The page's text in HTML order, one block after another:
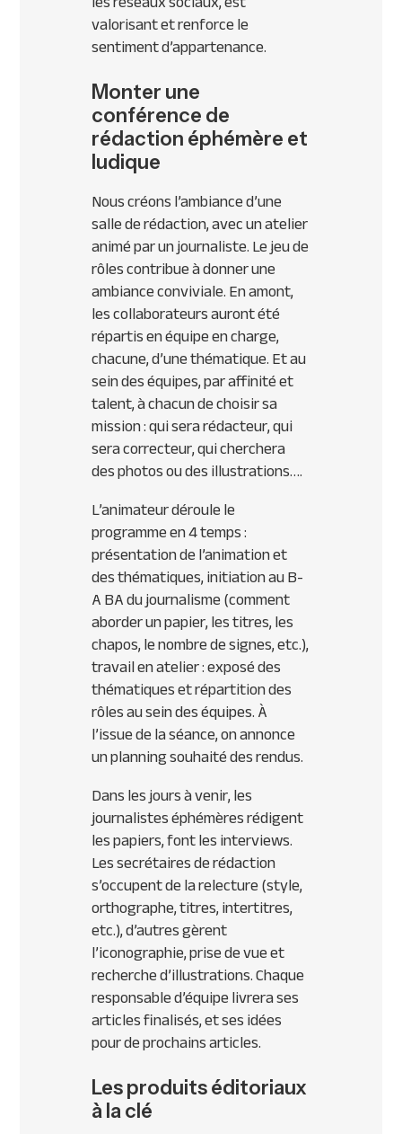
valorisant et renforce le
sentiment d’appartenance.
Monter une
conférence de
rédaction éphémère et
ludique
Nous créons l’ambiance d’une
salle de rédaction, avec un atelier
animé par un journaliste. Le jeu de
rôles contribue à donner une
ambiance conviviale. En amont,
les collaborateurs auront été
répartis en équipe en charge,
chacune, d’une thématique. Et au
sein des équipes, par affinité et
talent, à chacun de choisir sa
mission : qui sera rédacteur, qui
sera correcteur, qui cherchera
des photos ou des illustrations….
L’animateur déroule le
programme en 4 temps :
présentation de l’animation et
des thématiques, initiation au B-
A BA du journalisme (comment
aborder un papier, les titres, les
chapos, le nombre de signes, etc.),
travail en atelier : exposé des
thématiques et répartition des
rôles au sein des équipes. À
l’issue de la séance, on annonce
un planning souhaité des rendus.
Dans les jours à venir, les
journalistes éphémères rédigent
les papiers, font les interviews.
Les secrétaires de rédaction
s’occupent de la relecture (style,
orthographe, titres, intertitres,
etc.), d’autres gèrent
l’iconographie, prise de vue et
recherche d’illustrations. Chaque
responsable d’équipe livrera ses
articles finalisés, et ses idées
pour de prochains articles.
Les produits éditoriaux
à la clé